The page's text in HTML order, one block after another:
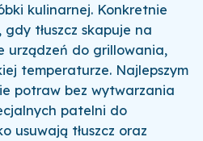
kulinarnej. Konkretnie
tłuszcz skapuje na
urządzeń do grillowania,
temperaturze. Najlepszym
potraw bez wytwarzania
patelni do
usuwają tłuszcz oraz